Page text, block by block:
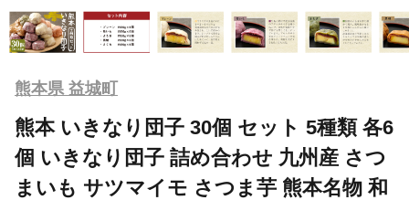
熊本県 益城町
熊本 いきなり団子 30個 セット 5種類 各6
個 いきなり団子 詰め合わせ 九州産 さつ
まいも サツマイモ さつま芋 熊本名物 和